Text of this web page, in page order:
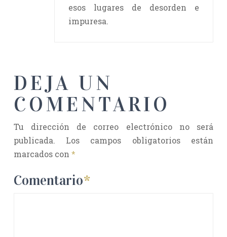
esos lugares de desorden e
impuresa.
DEJA UN
COMENTARIO
Tu dirección de correo electrónico no será
publicada.
Los campos obligatorios están
marcados con *
Comentario*